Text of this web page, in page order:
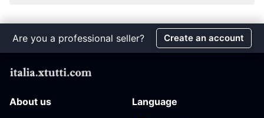
Are you a professional seller? Create an account
About us Language